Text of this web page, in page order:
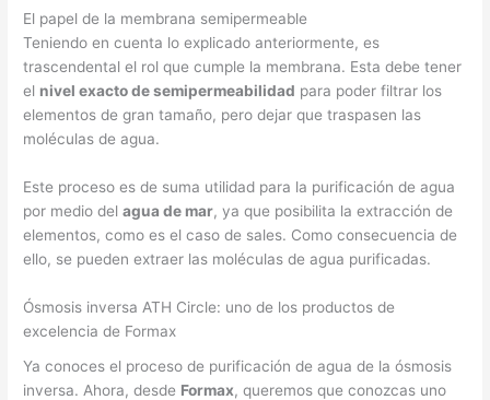
El papel de la membrana semipermeable
Teniendo en cuenta lo explicado anteriormente, es
trascendental el rol que cumple la membrana. Esta debe tener
el nivel exacto de semipermeabilidad para poder filtrar los
elementos de gran tamaño, pero dejar que traspasen las
moléculas de agua.
Este proceso es de suma utilidad para la purificación de agua
por medio delagua de mar, ya que posibilita la extracción de
elementos, como es el caso de sales. Como consecuencia de
ello, se pueden extraer las moléculas de agua purificadas.
Ósmosis inversa ATH Circle: uno de los productos de
excelencia de Formax
Ya conoces el proceso de purificación de agua de la ósmosis
inversa. Ahora, desde Formax, queremos que conozcas uno